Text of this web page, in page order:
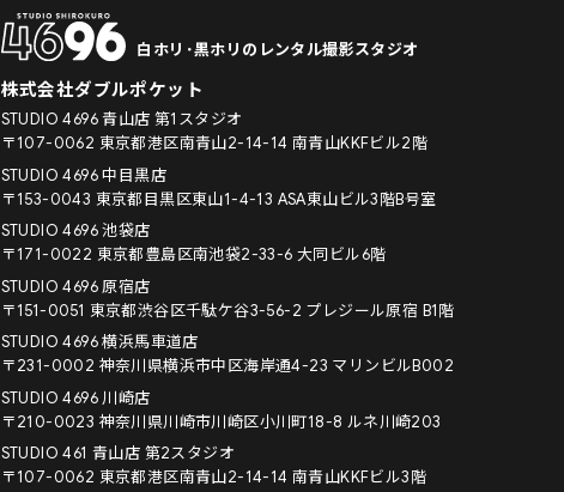
白ホリ･黒ホリのレンタル撮影スタジオ
株式会社ダブルポケット
STUDIO 4696 青山店 第1スタジオ
〒107-0062 東京都港区南青山2-14-14 南青山KKFビル2階
STUDIO 4696 中目黒店
〒153-0043 東京都目黒区東山1-4-13 ASA東山ビル3階B号室
STUDIO 4696 池袋店
〒171-0022 東京都豊島区南池袋2-33-6 大同ビル6階
STUDIO 4696 原宿店
〒151-0051 東京都渋谷区千駄ケ谷3-56-2 プレジール原宿 B1階
STUDIO 4696 横浜馬車道店
〒231-0002 神奈川県横浜市中区海岸通4-23 マリンビルB002
STUDIO 4696 川崎店
〒210-0023 神奈川県川崎市川崎区小川町18-8 ルネ川崎203
STUDIO 461 青山店 第2スタジオ
〒107-0062 東京都港区南青山2-14-14 南青山KKFビル3階